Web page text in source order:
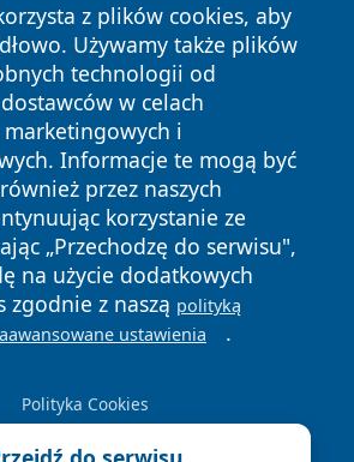
z plików cookies, aby
Używamy także plików
technologii od
w celach
i
Informacje te mogą być
przez naszych
korzystanie ze
„Przechodzę do serwisu",
na użycie dodatkowych
zgodnie z naszą polityką
ustawienia .
Polityka Cookies
Wszystkie prawa
Polityka
Prywatności
Polityka
Cookies